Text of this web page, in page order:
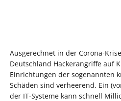
Ausgerechnet in der Corona-
Deutschland Hackerangriffe auf
Einrichtungen der sogenannten
Schäden sind verheerend. Ein
der IT-Systeme kann schnell